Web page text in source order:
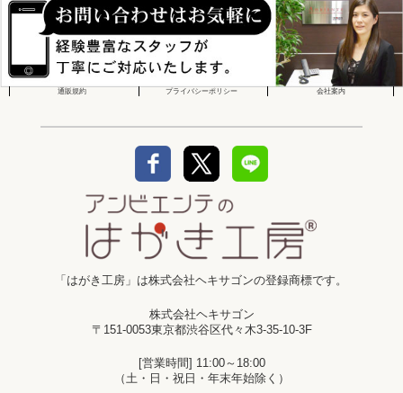
通販規約 プライバシーポリシー 会社案内
「はがき工房」は株式会社ヘキサゴンの登録商標です。
株式会社ヘキサゴン
〒151-0053東京都渋谷区代々木3-35-10-3F
[営業時間] 11:00～18:00
（土・日・祝日・年末年始除く）